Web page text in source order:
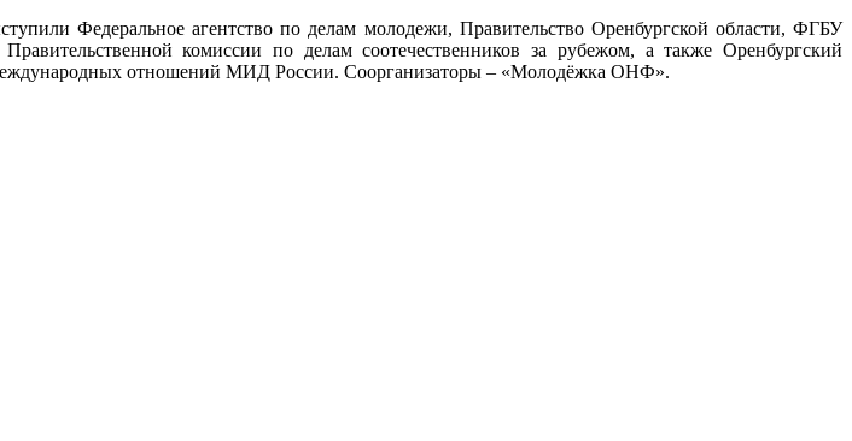
Федеральное агентство по делам молодежи, Правительство Оренбургской области, ФГБУ
комиссии по делам соотечественников за рубежом, а также Оренбургский
международных отношений МИД России. Соорганизаторы – «Молодёжка ОНФ».